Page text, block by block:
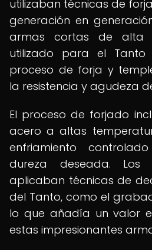
utilizaban técnicas de
generación en
armas cortas de alta
utilizado para el
proceso de forja y
la resistencia y agudeza
El proceso de forjado
acero a altas
enfriamiento
dureza deseada. Los
aplicaban técnicas de
del Tanto, como el
lo que añadía un valor
estas impresionantes